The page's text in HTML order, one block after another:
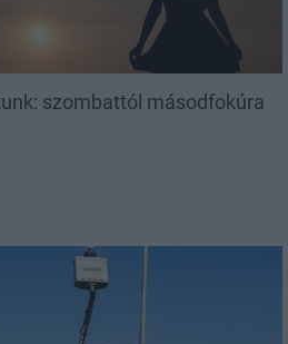
szombattól másodfokúra